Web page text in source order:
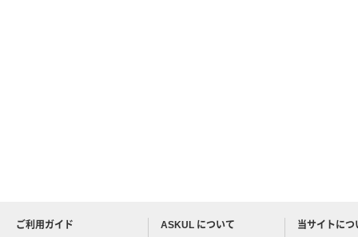
ご利用ガイド
ASKUL について
当サイトにつ
アスクルについてお気軽にご質問ください